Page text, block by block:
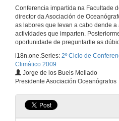
Conferencia impartida na Facultade
director da Asociación de
as labores que levan a cabo dende
actividades que imparten.
oportunidade de preguntarlle as
i18n.one.Series: 2º Ciclo de
Climático 2009
Jorge de los Bueis Mellado
Presidente Asociación Oceanógrafos
6 de mar.
12 de mar.